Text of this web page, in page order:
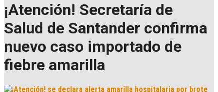
¡Atención! Secretaría de
Salud de Santander confirma
nuevo caso importado de
fiebre amarilla